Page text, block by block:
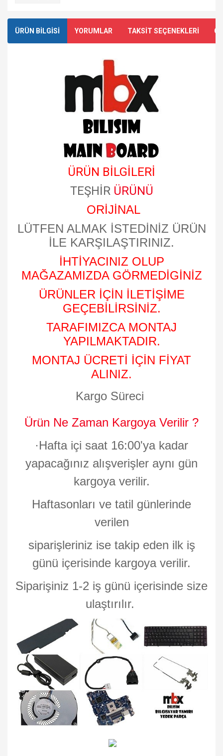
ÜRÜN BİLGİSİ YORUMLAR TAKSİT SEÇENEKLERİ
ÜRÜN BİLGİLERİ
TEŞHİR ÜRÜNÜ
ORİJİNAL
LÜTFEN ALMAK İSTEDİNİZ ÜRÜN
İLE KARŞILAŞTIRINIZ.
İHTİYACINIZ OLUP
MAĞAZAMIZDA GÖRMEDİGİNİZ
ÜRÜNLER İÇİN İLETİŞİME
GEÇEBİLİRSİNİZ.
TARAFIMIZCA MONTAJ
YAPILMAKTADIR.
MONTAJ ÜCRETİ İÇİN FİYAT
ALINIZ.
Kargo Süreci
Ürün Ne Zaman Kargoya Verilir ?
·Hafta içi saat 16:00'ya kadar
yapacağınız alışverişler aynı gün
kargoya verilir.
Haftasonları ve tatil günlerinde
verilen
siparişleriniz ise takip eden ilk iş
günü içerisinde kargoya verilir.
Siparişiniz 1-2 iş günü içerisinde size
ulaştırılır.